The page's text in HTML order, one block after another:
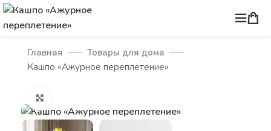
Главная
Товары для дома
Кашпо «Ажурное переплетение»